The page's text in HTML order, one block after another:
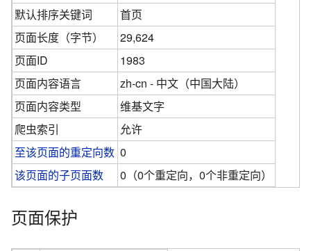
默认排序关键词
首页
页面长度（字节）
29,624
页面ID
1983
页面内容语言
zh-cn - 中文（中国大陆）‎
页面内容类型
维基文字
爬虫索引
允许
至该页面的重定向数 0
该页面的子页面数
0（0个重定向，0个非重定向）
页面保护